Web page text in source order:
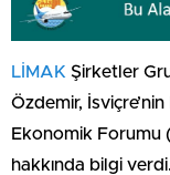
LİMAK Şirketler
Özdemir,
Ekonomik Forumu
hakkında bilgi verdi.